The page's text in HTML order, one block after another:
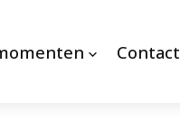
Contact